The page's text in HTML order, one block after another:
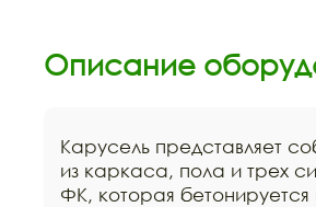
Описание
Карусель представляет
из каркаса, пола и трех
ФК, которая бетонируется